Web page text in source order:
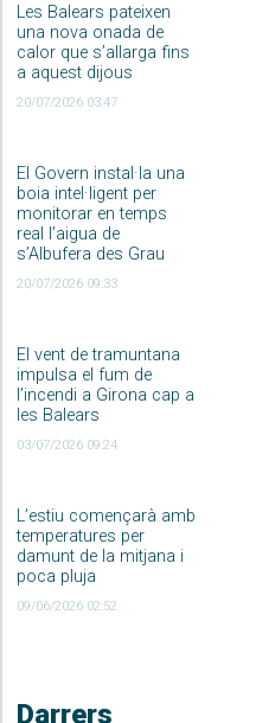
Les Balears pateixen
una nova onada de
calor que s’allarga fins
a aquest dijous
20/07/2026 03:47
El Govern instal·la una
boia intel·ligent per
monitorar en temps
real l’aigua de
s’Albufera des Grau
20/07/2026 09:33
El vent de tramuntana
impulsa el fum de
l’incendi a Girona cap a
les Balears
03/07/2026 09:24
L’estiu començarà amb
temperatures per
damunt de la mitjana i
poca pluja
09/06/2026 02:52
Darrers